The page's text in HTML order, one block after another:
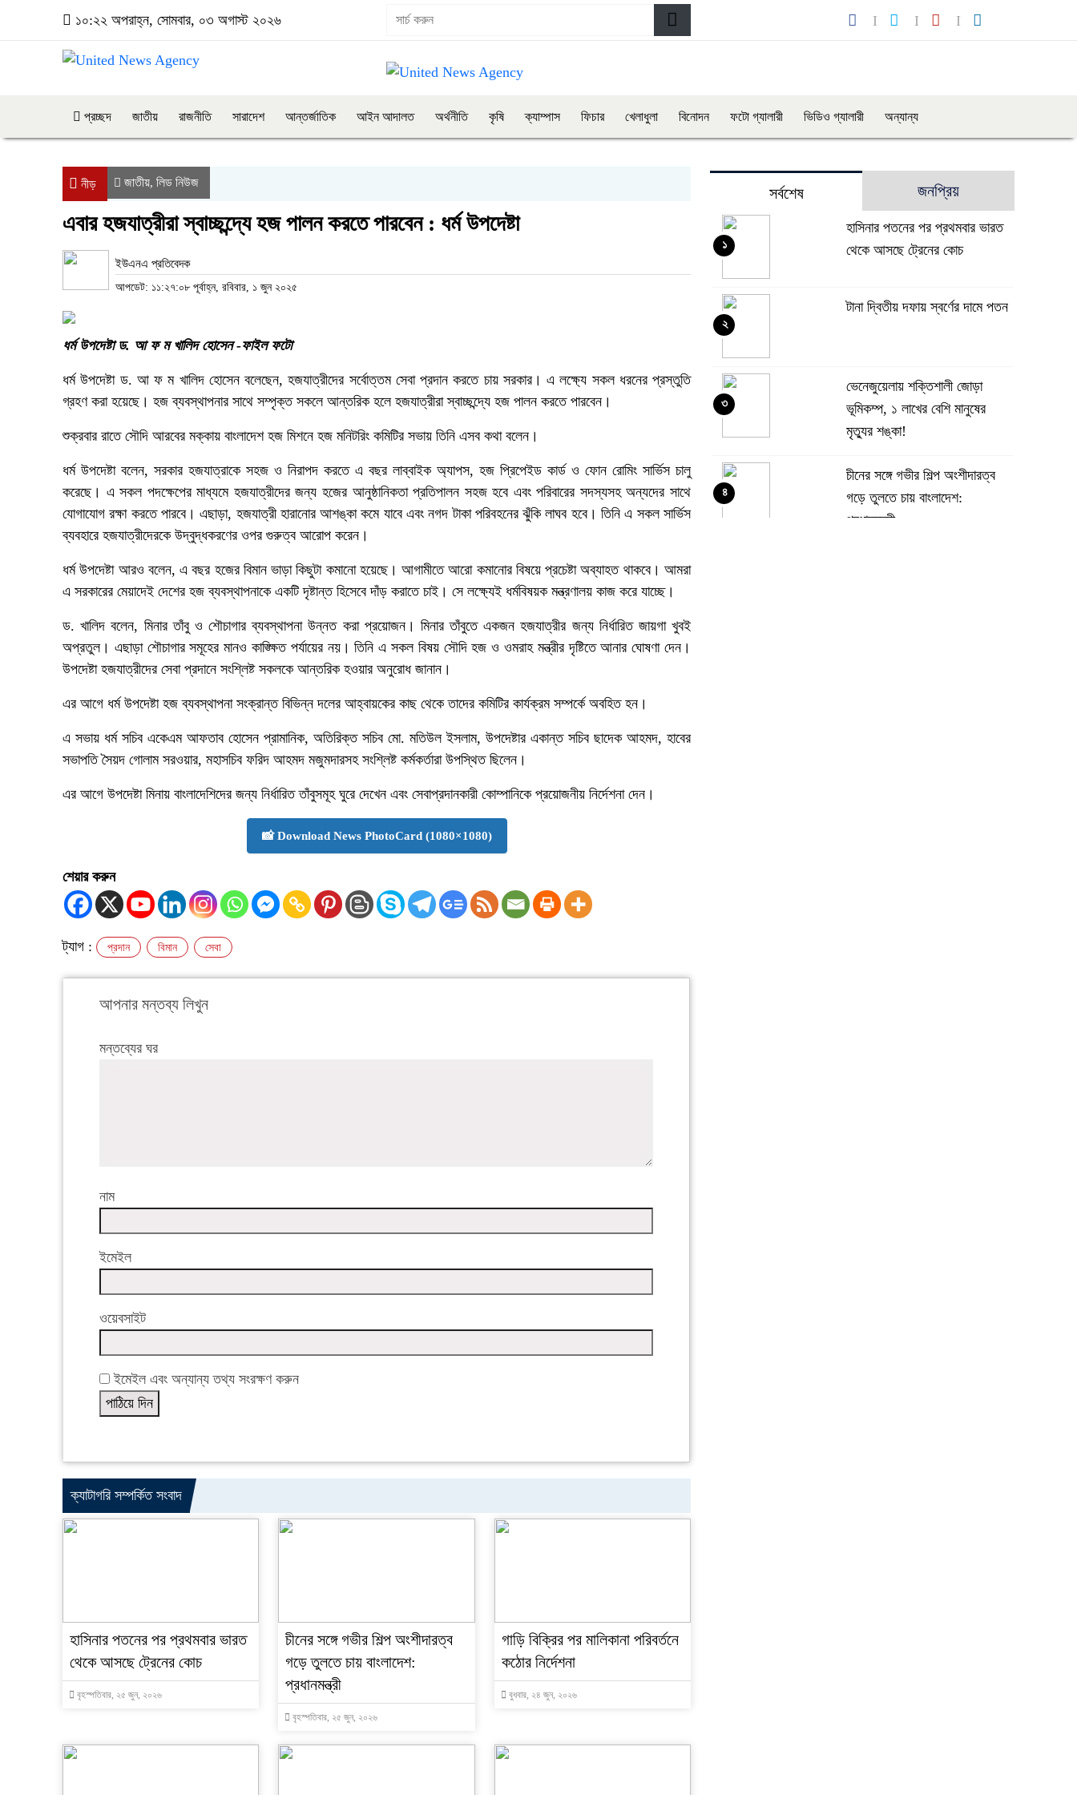
১০:২২ অপরাহ্ন, সোমবার, ০৩ অগাস্ট ২০২৬
প্রচ্ছদ জাতীয় রাজনীতি সারাদেশ আন্তর্জাতিক আইন আদালত অর্থনীতি কৃষি ক্যাম্পাস ফিচার খেলাধুলা বিনোদন ফটো গ্যালারী ভিডিও গ্যালারী অন্যান্য
নীড় জাতীয়, লিড নিউজ
এবার হজযাত্রীরা স্বাচ্ছন্দ্যে হজ পালন করতে পারবেন : ধর্ম উপদেষ্টা
ইউএনএ প্রতিবেদক
আপডেট: ১১:২৭:০৮ পূর্বাহ্ন, রবিবার, ১ জুন ২০২৫
ধর্ম উপদেষ্টা ড. আ ফ ম খালিদ হোসেন -ফাইল ফটো
ধর্ম উপদেষ্টা ড. আ ফ ম খালিদ হোসেন বলেছেন, হজযাত্রীদের সর্বোত্তম সেবা প্রদান করতে চায় সরকার। এ লক্ষ্যে সকল ধরনের প্রস্তুতি
গ্রহণ করা হয়েছে। হজ ব্যবস্থাপনার সাথে সম্পৃক্ত সকলে আন্তরিক হলে হজযাত্রীরা স্বাচ্ছন্দ্যে হজ পালন করতে পারবেন।
শুক্রবার রাতে সৌদি আরবের মক্কায় বাংলাদেশ হজ মিশনে হজ মনিটরিং কমিটির সভায় তিনি এসব কথা বলেন।
ধর্ম উপদেষ্টা বলেন, সরকার হজযাত্রাকে সহজ ও নিরাপদ করতে এ বছর লাব্বাইক অ্যাপস, হজ প্রিপেইড কার্ড ও ফোন রোমিং সার্ভিস চালু
করেছে। এ সকল পদক্ষেপের মাধ্যমে হজযাত্রীদের জন্য হজের আনুষ্ঠানিকতা প্রতিপালন সহজ হবে এবং পরিবারের সদস্যসহ অন্যদের সাথে
যোগাযোগ রক্ষা করতে পারবে। এছাড়া, হজযাত্রী হারানোর আশঙ্কা কমে যাবে এবং নগদ টাকা পরিবহনের ঝুঁকি লাঘব হবে। তিনি এ সকল সার্ভিস
ব্যবহারে হজযাত্রীদেরকে উদ্বুদ্ধকরণের ওপর গুরুত্ব আরোপ করেন।
ধর্ম উপদেষ্টা আরও বলেন, এ বছর হজের বিমান ভাড়া কিছুটা কমানো হয়েছে। আগামীতে আরো কমানোর বিষয়ে প্রচেষ্টা অব্যাহত থাকবে। আমরা
এ সরকারের মেয়াদেই দেশের হজ ব্যবস্থাপনাকে একটি দৃষ্টান্ত হিসেবে দাঁড় করাতে চাই। সে লক্ষ্যেই ধর্মবিষয়ক মন্ত্রণালয় কাজ করে যাচ্ছে।
ড. খালিদ বলেন, মিনার তাঁবু ও শৌচাগার ব্যবস্থাপনা উন্নত করা প্রয়োজন। মিনার তাঁবুতে একজন হজযাত্রীর জন্য নির্ধারিত জায়গা খুবই
অপ্রতুল। এছাড়া শৌচাগার সমূহের মানও কাঙ্ক্ষিত পর্যায়ের নয়। তিনি এ সকল বিষয় সৌদি হজ ও ওমরাহ মন্ত্রীর দৃষ্টিতে আনার ঘোষণা দেন।
উপদেষ্টা হজযাত্রীদের সেবা প্রদানে সংশ্লিষ্ট সকলকে আন্তরিক হওয়ার অনুরোধ জানান।
এর আগে ধর্ম উপদেষ্টা হজ ব্যবস্থাপনা সংক্রান্ত বিভিন্ন দলের আহ্বায়কের কাছ থেকে তাদের কমিটির কার্যক্রম সম্পর্কে অবহিত হন।
এ সভায় ধর্ম সচিব একেএম আফতাব হোসেন প্রামানিক, অতিরিক্ত সচিব মো. মতিউল ইসলাম, উপদেষ্টার একান্ত সচিব ছাদেক আহমদ, হাবের
সভাপতি সৈয়দ গোলাম সরওয়ার, মহাসচিব ফরিদ আহমদ মজুমদারসহ সংশ্লিষ্ট কর্মকর্তারা উপস্থিত ছিলেন।
এর আগে উপদেষ্টা মিনায় বাংলাদেশিদের জন্য নির্ধারিত তাঁবুসমূহ ঘুরে দেখেন এবং সেবাপ্রদানকারী কোম্পানিকে প্রয়োজনীয় নির্দেশনা দেন।
📸 Download News PhotoCard (1080×1080)
শেয়ার করুন
ট্যাগ : প্রদান বিমান সেবা
আপনার মন্তব্য লিখুন
মন্তব্যের ঘর
নাম
ইমেইল
ওয়েবসাইট
ইমেইল এবং অন্যান্য তথ্য সংরক্ষণ করুন
ক্যাটাগরি সম্পর্কিত সংবাদ
হাসিনার পতনের পর প্রথমবার ভারত
থেকে আসছে ট্রেনের কোচ
বৃহস্পতিবার, ২৫ জুন, ২০২৬
চীনের সঙ্গে গভীর শিল্প অংশীদারত্ব
গড়ে তুলতে চায় বাংলাদেশ:
প্রধানমন্ত্রী
বৃহস্পতিবার, ২৫ জুন, ২০২৬
গাড়ি বিক্রির পর মালিকানা পরিবর্তনে
কঠোর নির্দেশনা
বুধবার, ২৪ জুন, ২০২৬
সর্বশেষ জনপ্রিয়
হাসিনার পতনের পর প্রথমবার ভারত
থেকে আসছে ট্রেনের কোচ
১
টানা দ্বিতীয় দফায় স্বর্ণের দামে পতন
২
ভেনেজুয়েলায় শক্তিশালী জোড়া
ভূমিকম্প, ১ লাখের বেশি মানুষের
মৃত্যুর শঙ্কা!
৩
চীনের সঙ্গে গভীর শিল্প অংশীদারত্ব
গড়ে তুলতে চায় বাংলাদেশ:
প্রধানমন্ত্রী
৪